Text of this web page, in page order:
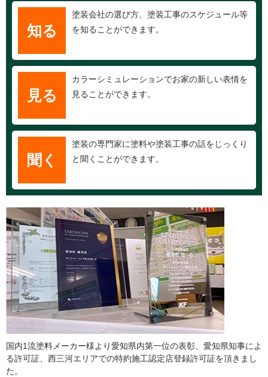
知る
塗装会社の選び方、塗装工事のスケジュール等
を知ることができます。
見る
カラーシミュレーションでお家の新しい表情を
見ることができます。
聞く
塗装の専門家に塗料や塗装工事の話をじっくり
と聞くことができます。
国内1流塗料メーカー様より愛知県内第一位の表彰、愛知県知事によ
る許可証、西三河エリアでの特約施工認定店登録許可証を頂きまし
た。